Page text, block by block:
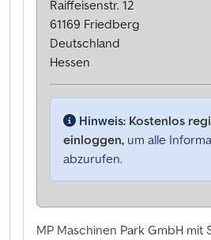
MP Maschinen Park GmbH mit
Raiffeisenstr. 12
61169 Friedberg
Deutschland
Hessen
Hinweis: Kostenlos
einloggen, um alle
abzurufen.